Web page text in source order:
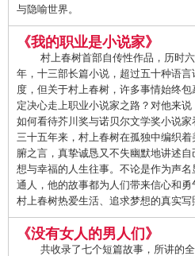
与隐喻世界。
《我的职业是小说家》
村上春树首部自传性作品，历时六
年，十三部长篇小说，超过五十种语
度，但关于村上春树，许多事情始终
定决心走上职业小说家之路？对他来
如何看待芥川奖与诺贝尔文学奖小说家
三十五年来，村上春树在孤独中编织
腑之言，真挚诚恳又不失幽默地讲述
想与幸福的人生往事。不论是作为声
通人，他的故事都为人们带来信心和
村上春树热爱生活、追求梦想的真实写
《没有女人的男人们》
共收录了七个短篇故事，所讲的全